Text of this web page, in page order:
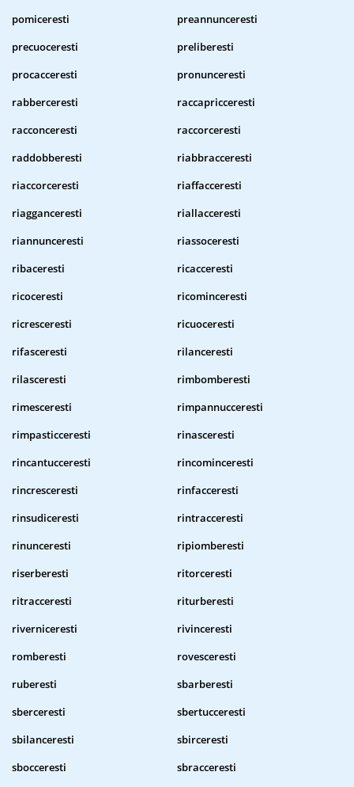
pomiceresti
preannunceresti
precuoceresti
preliberesti
procacceresti
pronunceresti
rabberceresti
raccapricceresti
racconceresti
raccorceresti
raddobberesti
riabbracceresti
riaccorceresti
riaffacceresti
riagganceresti
riallacceresti
riannunceresti
riassoceresti
ribaceresti
ricacceresti
ricoceresti
ricominceresti
ricresceresti
ricuoceresti
rifasceresti
rilanceresti
rilasceresti
rimbomberesti
rimesceresti
rimpannucceresti
rimpasticceresti
rinasceresti
rincantucceresti
rincominceresti
rincresceresti
rinfacceresti
rinsudiceresti
rintracceresti
rinunceresti
ripiomberesti
riserberesti
ritorceresti
ritracceresti
riturberesti
riverniceresti
rivinceresti
romberesti
rovesceresti
ruberesti
sbarberesti
sberceresti
sbertucceresti
sbilanceresti
sbirceresti
sbocceresti
sbracceresti